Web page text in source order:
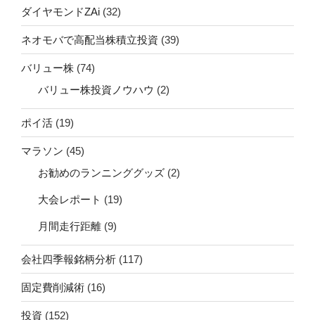
ダイヤモンドZAi (32)
ネオモバで高配当株積立投資 (39)
バリュー株 (74)
バリュー株投資ノウハウ (2)
ポイ活 (19)
マラソン (45)
お勧めのランニンググッズ (2)
大会レポート (19)
月間走行距離 (9)
会社四季報銘柄分析 (117)
固定費削減術 (16)
投資 (152)